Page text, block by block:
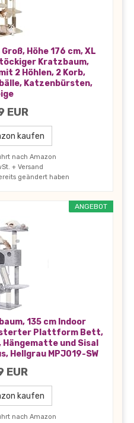
Höhe 176 cm, XL
Kratzbaum,
2 Höhlen, 2 Korb,
Katzenbürsten,
EUR
kaufen
nach Amazon
+ Versand
geändert haben
ANGEBOT
135 cm Indoor
Plattform Bett,
Hängematte und Sisal
Hellgrau MPJ019-SW
EUR
kaufen
nach Amazon